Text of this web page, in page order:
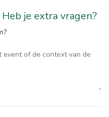
je extra vragen?